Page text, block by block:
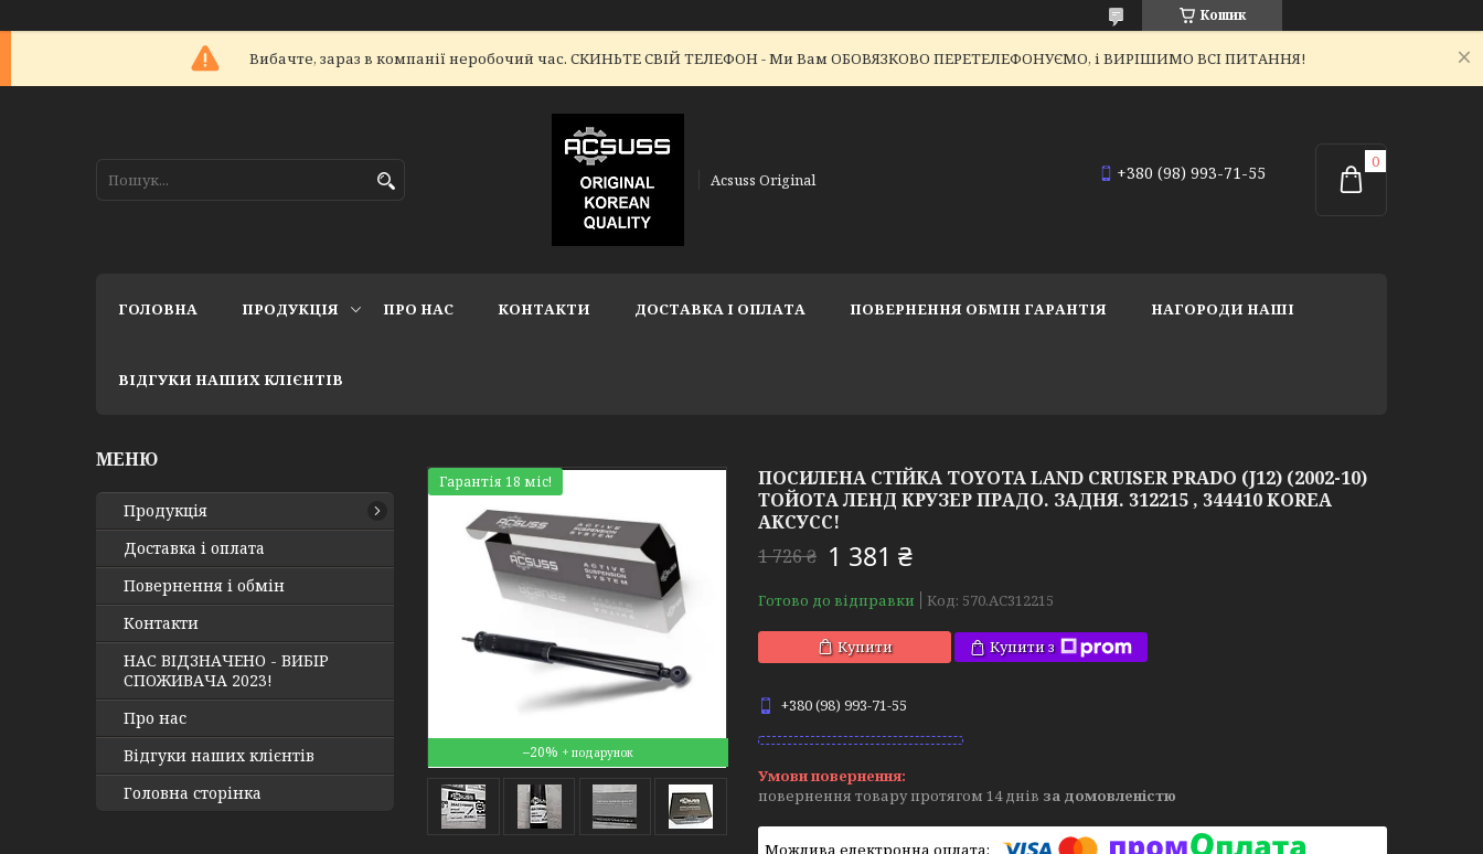
Кошик
Вибачте, зараз в компанії неробочий час. СКИНЬТЕ СВІЙ ТЕЛЕФОН - Ми Вам ОБОВЯЗКОВО ПЕРЕТЕЛЕФОНУЄМО, і ВИРІШИМО ВСІ ПИТАННЯ!
Acsuss Original +380 (98) 993-71-55
ГОЛОВНА ПРОДУКЦІЯ ПРО НАС КОНТАКТИ ДОСТАВКА І ОПЛАТА ПОВЕРНЕННЯ ОБМІН ГАРАНТІЯ НАГОРОДИ НАШІ
ВІДГУКИ НАШИХ КЛІЄНТІВ
–20%
Гарантія 18 міс!
ПОСИЛЕНА СТІЙКА TOYOTA LAND CRUISER PRADO (J12) (2002-10)
ТОЙОТА ЛЕНД КРУЗЕР ПРАДО. ЗАДНЯ. 312215 , 344410 KOREA
АКСУСС!
1 726 ₴ 1 381 ₴
Готово до відправки Код: 570.AC312215
Купити Купити з
+380 (98) 993-71-55
повернення товару протягом 14 днів за домовленістю
Продукція
Доставка і оплата
Повернення і обмін
Контакти
НАС ВІДЗНАЧЕНО - ВИБІР
СПОЖИВАЧА 2023!
Про нас
Відгуки наших клієнтів
Головна сторінка